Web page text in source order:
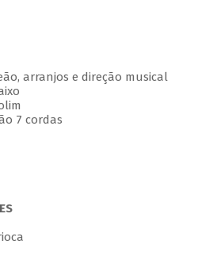
arranjos e direção musical
7 cordas